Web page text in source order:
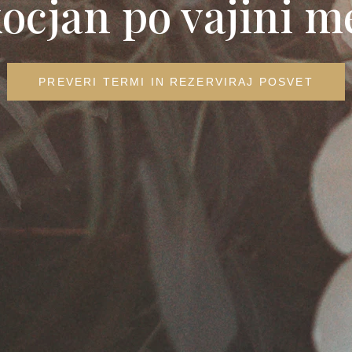
po vajini
PREVERI TERMI IN REZERVIRAJ POSVET